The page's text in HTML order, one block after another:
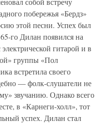
побережья «Бердз»
этой песни. Успех был
го Дилан появился на
гитарой и в
группы «Пол
встретила своего
— фолк-слушатели не
звучанию. Однако всего
в «Карнеги-холл», тот
успех. Дилан стал